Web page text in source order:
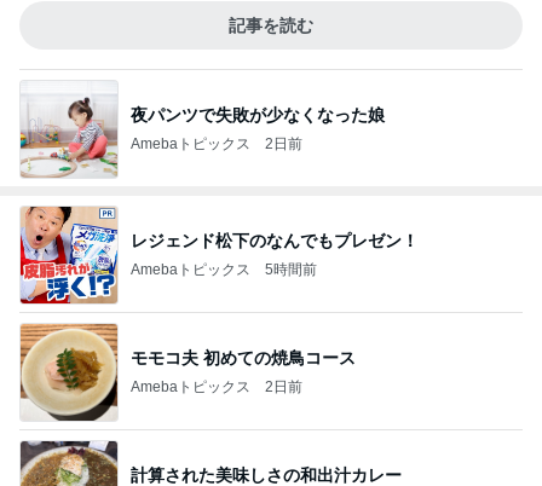
記事を読む
夜パンツで失敗が少なくなった娘
Amebaトピックス 2日前
レジェンド松下のなんでもプレゼン！
Amebaトピックス 5時間前
モモコ夫 初めての焼鳥コース
Amebaトピックス 2日前
計算された美味しさの和出汁カレー